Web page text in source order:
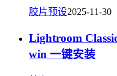
胶片预设2025-11-30
Lightroom
win 一键安装